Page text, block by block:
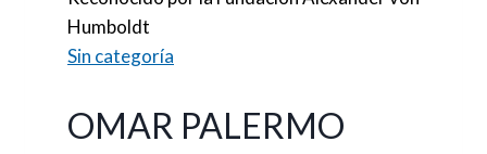
Humboldt
Sin categoría
OMAR PALERMO